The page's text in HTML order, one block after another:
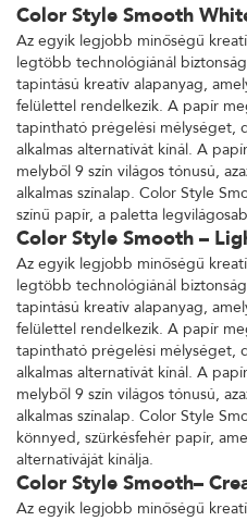
Color Style Smooth
Az egyik legjobb minőségű
legtöbb technológiánál
tapintású kreatív alapanyag,
felülettel rendelkezik. A papír
tapintható prégelési mélységet,
alkalmas alternatívát kínál. A
melyből 9 szín világos tónusú,
alkalmas színalap. Color Style
színű papír, a paletta
Color Style Smooth –
Az egyik legjobb minőségű
legtöbb technológiánál
tapintású kreatív alapanyag,
felülettel rendelkezik. A papír
tapintható prégelési mélységet,
alkalmas alternatívát kínál. A
melyből 9 szín világos tónusú,
alkalmas színalap. Color Style
könnyed, szürkésfehér papír,
alternatíváját kínálja.
Color Style Smooth–
Az egyik legjobb minőségű